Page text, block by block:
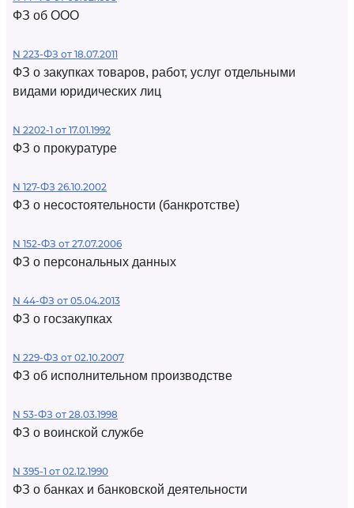
ФЗ об ООО
N 223-ФЗ от 18.07.2011
ФЗ о закупках товаров, работ, услуг отдельными
видами юридических лиц
N 2202-1 от 17.01.1992
ФЗ о прокуратуре
N 127-ФЗ 26.10.2002
ФЗ о несостоятельности (банкротстве)
N 152-ФЗ от 27.07.2006
ФЗ о персональных данных
N 44-ФЗ от 05.04.2013
ФЗ о госзакупках
N 229-ФЗ от 02.10.2007
ФЗ об исполнительном производстве
N 53-ФЗ от 28.03.1998
ФЗ о воинской службе
N 395-1 от 02.12.1990
ФЗ о банках и банковской деятельности